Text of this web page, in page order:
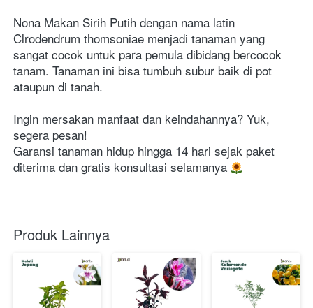
Nona Makan Sirih Putih dengan nama latin
Clrodendrum thomsoniae menjadi tanaman yang
sangat cocok untuk para pemula dibidang bercocok
tanam. Tanaman ini bisa tumbuh subur baik di pot
ataupun di tanah.
Ingin mersakan manfaat dan keindahannya? Yuk,
segera pesan!
Garansi tanaman hidup hingga 14 hari sejak paket
diterima dan gratis konsultasi selamanya
Produk Lainnya